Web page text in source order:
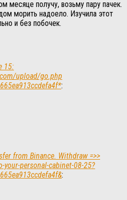
месяце получу, возьму пару пачек.
морить надоело. Изучила этот
и без побочек.
15:
upload/go.php
:
from Binance. Withdrаw =>>
personal-cabinet-08-25?
: